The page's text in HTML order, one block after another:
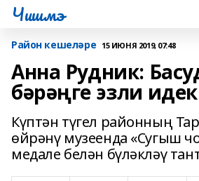
Чишмэ
Район кешеләре 15 ИЮНЯ 2019, 07:48
Анна Рудник:
бәрәңге эзли
Күптән түгел районның
өйрәнү музеенда «Сугыш
медале белән бүләкләү